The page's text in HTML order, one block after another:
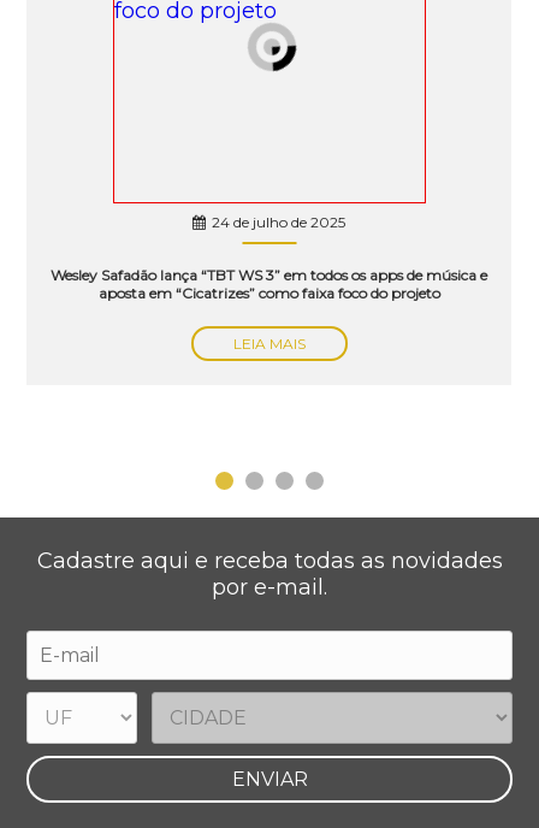
24 de julho de 2025
Wesley Safadão lança “TBT WS 3” em todos os apps de música e
aposta em “Cicatrizes” como faixa foco do projeto
LEIA MAIS
Cadastre aqui e receba todas as novidades
por e-mail.